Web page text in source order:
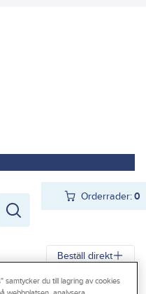
Orderrader:0
Beställ direkt
samtycker du till lagring av cookies